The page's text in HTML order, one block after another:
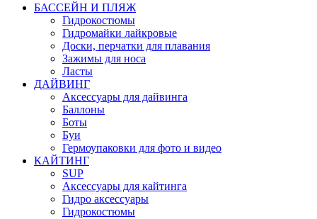
БАССЕЙН И ПЛЯЖ
Гидрокостюмы
Гидромайки лайкровые
Доски, перчатки для плавания
Зажимы для носа
Ласты
ДАЙВИНГ
Аксессуары для дайвинга
Баллоны
Боты
Буи
Гермоупаковки для фото и видео
КАЙТИНГ
SUP
Аксессуары для кайтинга
Гидро аксессуары
Гидрокостюмы